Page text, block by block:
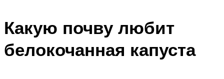
Какую почву любит
белокочанная капуста